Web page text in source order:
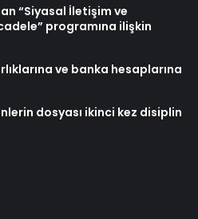
“Siyasal İletişim ve
programına ilişkin
ve banka hesaplarına
dosyası ikinci kez disiplin